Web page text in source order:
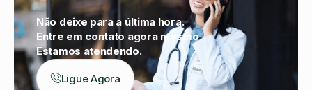
Não deixe para a última hora.
Entre em contato agora mesmo.
Estamos atendendo.
Ligue Agora